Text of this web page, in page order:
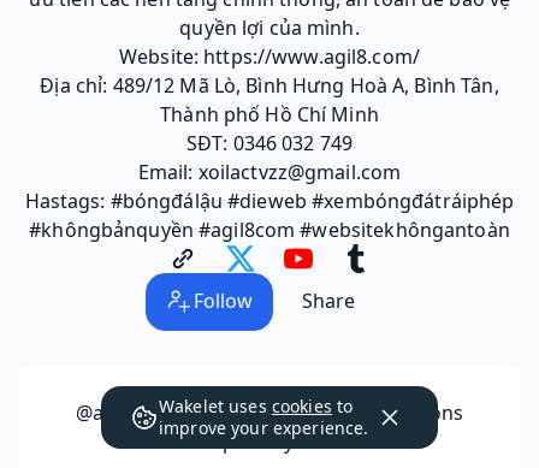
quyền lợi của mình.
Website: https://www.agil8.com/
Địa chỉ: 489/12 Mã Lò, Bình Hưng Hoà A, Bình Tân,
Thành phố Hồ Chí Minh
SĐT: 0346 032 749
Email: xoilactvzz@gmail.com
Hastags: #bóngđálậu #dieweb #xembóngđátráiphép
#khôngbảnquyền #agil8com #websitekhôngantoàn
Follow Share
@agil8com7has not made any collections
public yet.
Wakelet uses cookies to
improve your experience.